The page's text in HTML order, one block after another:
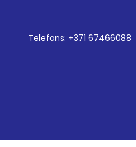
Telefons: +371 67466088